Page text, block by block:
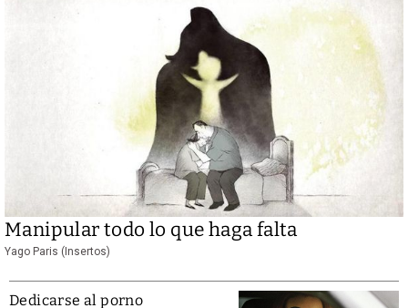
Manipular todo lo que haga falta
Yago Paris (Insertos)
Dedicarse al porno